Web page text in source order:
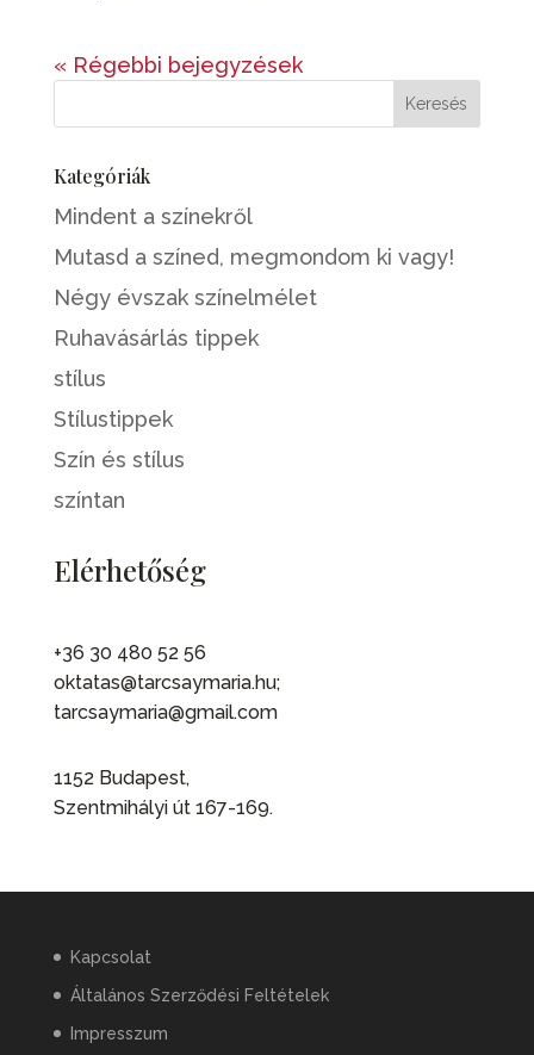
« Régebbi bejegyzések
Kategóriák
Mindent a színekről
Mutasd a színed, megmondom ki vagy!
Négy évszak színelmélet
Ruhavásárlás tippek
stílus
Stílustippek
Szín és stílus
színtan
Elérhetőség
+36 30 480 52 56
oktatas@tarcsaymaria.hu;
tarcsaymaria@gmail.com
1152 Budapest,
Szentmihályi út 167-169.
Kapcsolat
Általános Szerződési Feltételek
Impresszum